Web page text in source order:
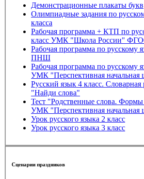
Демонстрационные плакаты букв
Олимпиадные задания по
класса
Рабочая программа + КТП по
класс УМК "Школа России"
Рабочая программа по русскому
ПНШ
Рабочая программа по русскому
УМК "Перспективная начальная
Русский язык 4 класс. Словарная
"Найди слова"
Тест "Родственные слова. Формы
УМК "Перспективная начальная
Урок русского языка 2 класс
Урок русского языка 3 класс
Сценарии праздников